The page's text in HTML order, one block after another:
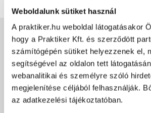
Weboldalunk sütiket használ
A praktiker.hu weboldal látogatásakor
hogy a Praktiker Kft. és szerződött
számítógépén sütiket helyezzenek el,
segítségével az oldalon tett
webanalitikai és személyre szóló
megjelenítése céljából felhasználják.
az adatkezelési tájékoztatóban.
Jótállás, szavatosság
Csomagolási és súly információk
Dokumentumok, felelős személy